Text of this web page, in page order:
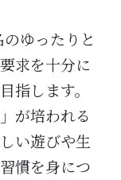
ゆったりと
求を十分に
指します。
が培われる
い遊びや生
慣を身につ